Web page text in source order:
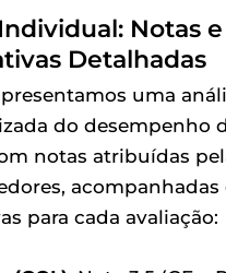
Notas e
Detalhadas
uma
do desempenho
notas atribuídas
acompanhadas
para cada avaliação: